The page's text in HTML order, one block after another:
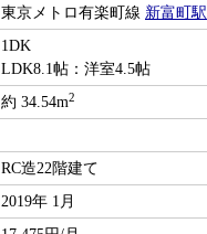
東京メトロ有楽町線 新富町駅
1DK
LDK8.1帖：洋室4.5帖
約 34.54m2
RC造22階建て
2019年 1月